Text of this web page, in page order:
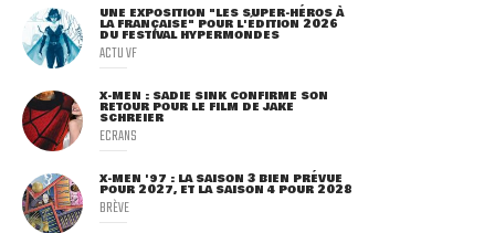
UNE EXPOSITION "LES SUPER-HÉROS À
LA FRANÇAISE" POUR L'ÉDITION 2026
DU FESTIVAL HYPERMONDES
ACTU VF
X-MEN : SADIE SINK CONFIRME SON
RETOUR POUR LE FILM DE JAKE
SCHREIER
ECRANS
X-MEN '97 : LA SAISON 3 BIEN PRÉVUE
POUR 2027, ET LA SAISON 4 POUR 2028
BRÈVE